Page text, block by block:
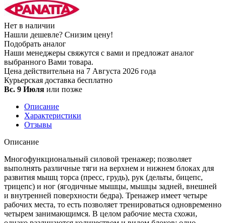
Нет в наличии
Нашли дешевле? Снизим цену!
Подобрать аналог
Наши менеджеры свяжутся с вами и предложат аналог
выбранного Вами товара.
Цена действительна на 7 Августа 2026 года
Курьерская доставка бесплатно
Вс. 9 Июля или позже
Описание
Характеристики
Отзывы
Описание
Многофункциональный силовой тренажер; позволяет
выполнять различные тяги на верхнем и нижнем блоках для
развития мышц торса (пресс, грудь), рук (дельты, бицепс,
трицепс) и ног (ягодичные мышцы, мышцы задней, внешней
и внутренней поверхности бедра). Тренажер имеет четыре
рабочих места, то есть позволяет тренироваться одновременно
четырем занимающимся. В целом рабочие места схожи,